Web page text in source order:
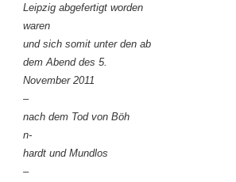
Leipzig abgefertigt worden
waren
und sich somit unter den ab
dem Abend des 5.
November 2011
–
nach dem Tod von Böh
n-
hardt und Mundlos
–